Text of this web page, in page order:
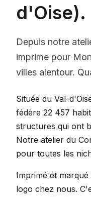
d'Oise).
Depuis notre
imprime pour
villes alentour.
Située du Val-
fédère 22 457
structures qui ont
Notre atelier du
pour toutes les
Imprimé et
logo chez nous.